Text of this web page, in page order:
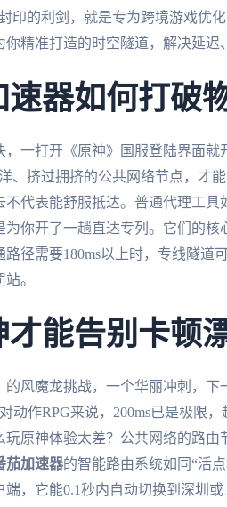
印的利剑，就是专为跨境游戏优
精准打造的时空隧道，解决延迟
器如何打破
一打开《原神》国服登陆界面就
、挤过拥挤的公共网络节点，才能
代表能舒服抵达。普通代理工具
你开了一趟直达专列。它们的核
径需要180ms以上时，专线隧
。
能告别卡顿
风魔龙挑战，一个华丽冲刺，下
作RPG来说，200ms已是极限，
原神体验太差？公共网络的路由
茄加速器的智能路由系统如同“活
，它能0.1秒内自动切换到深圳